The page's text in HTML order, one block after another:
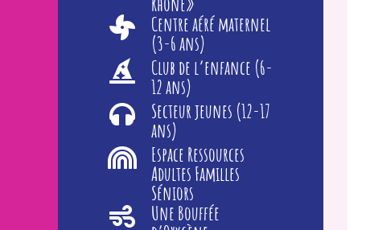
Centre aéré maternel
(3-6 ans)
Club de l’enfance (6-
12 ans)
Secteur jeunes (12-17
ans)
Espace Ressources
Adultes Familles
Séniors
Une Bouffée